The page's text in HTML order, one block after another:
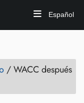
Español
/WACC después